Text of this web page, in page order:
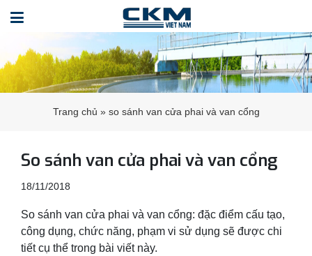
Trang chủ » so sánh van cửa phai và van cổng
So sánh van cửa phai và van cổng
18/11/2018
So sánh van cửa phai và van cổng: đặc điểm cấu tạo,
công dụng, chức năng, phạm vi sử dụng sẽ được chi
tiết cụ thể trong bài viết này.